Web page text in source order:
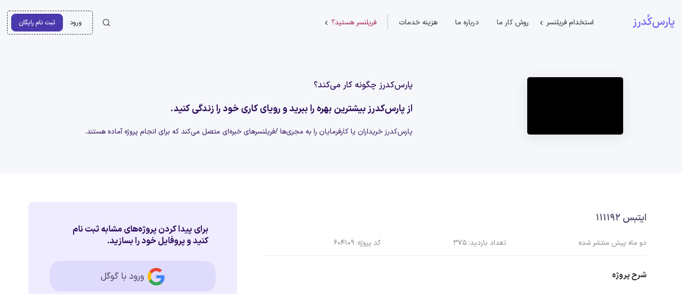
پارس‌کُدرز استخدام فریلنسر روش کار ما درباره ما هزینه خدمات فریلنسر هستید؟ ورود ثبت نام رایگان
پارس‌کدرز چگونه کار می‌کند؟
از پارس‌کدرز بیشترین بهره را ببرید و رویای کاری خود را زندگی کنید.
پارس‌کدرز خریداران یا کارفرمایان را به مجری‌ها /فریلنسرهای خبره‌ای متصل می‌کند که برای انجام پروژه آماده هستند.
ایتبس 111192
دو ماه پیش منتشر شده تعداد بازدید: 375 کد پروژه: 604109
شرح پروژه
برای پیدا کردن پروژه‌های مشابه ثبت نام
کنید و پروفایل خود را بسازید.
ورود با گوگل